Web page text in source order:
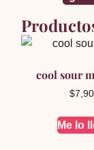
cool sour
$
Me lo